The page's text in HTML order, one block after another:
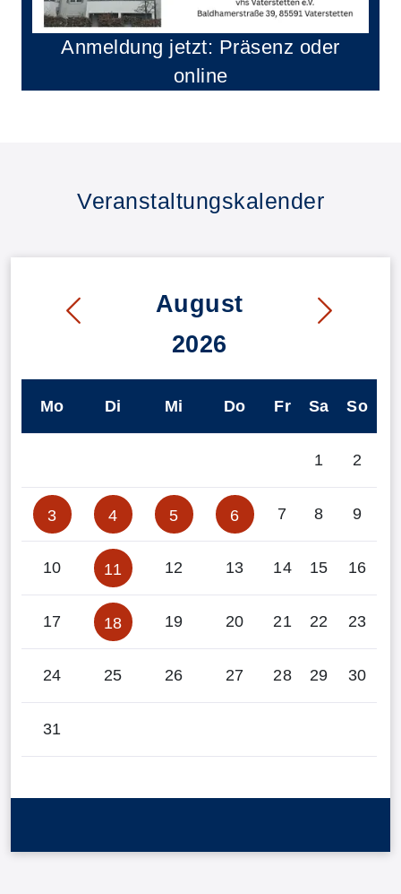
Anmeldung jetzt: Präsenz oder
online
Veranstaltungskalender
August
2026
Mo Di Mi Do Fr Sa So
1 2
3 4 5 6 7 8 9
10 11 12 13 14 15 16
17 18 19 20 21 22 23
24 25 26 27 28 29 30
31